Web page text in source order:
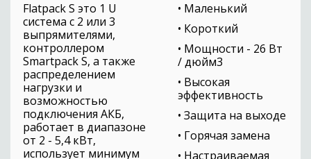
Flatpack S это 1 U
система с 2 или 3
выпрямителями,
контроллером
Smartpack S, а также
распределением
нагрузки и
возможностью
подключения АКБ,
работает в диапазоне
от 2 - 5,4 кВт,
использует минимум
• Маленький
• Короткий
• Мощности - 26 Вт
/ дюйм3
• Высокая
эффективность
• Защита на выходе
• Горячая замена
• Настраиваемая